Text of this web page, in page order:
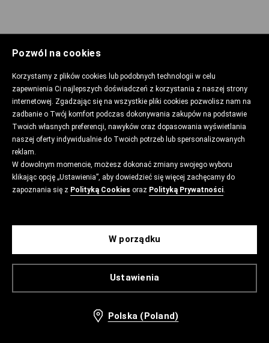
Pozwól na cookies
Korzystamy z plików cookies lub podobnych technologii w celu
zapewnienia Ci najlepszych doświadczeń z korzystania z naszej strony
internetowej. Zgadzając się na wszystkie pliki cookies pozwolisz nam na
zadbanie o Twój komfort podczas dokonywania zakupów na podstawie
Twoich własnych preferencji, nawyków oraz dopasowania wyświetlania
naszej oferty indywidualnie do Twoich potrzeb lub spersonalizowanych
reklam.
W dowolnym momencie, możesz dokonać zmiany swojego wyboru
klikając opcję „Ustawienia”, aby dowiedzieć się więcej zachęcamy do
zapoznania się z Polityką Cookies oraz Polityką Prywatności.
Ustawienia
W porządku
Polska (Poland)